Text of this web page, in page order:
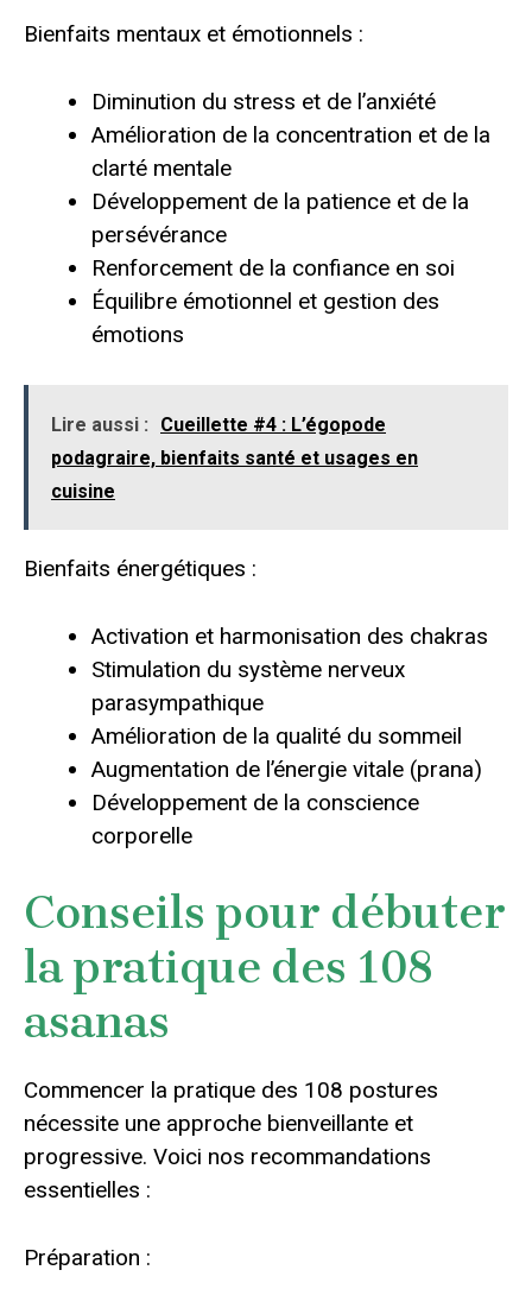
Bienfaits mentaux et émotionnels :
Diminution du stress et de l’anxiété
Amélioration de la concentration et de la
clarté mentale
Développement de la patience et de la
persévérance
Renforcement de la confiance en soi
Équilibre émotionnel et gestion des
émotions
Lire aussi :
Cueillette #4 : L’égopode
podagraire, bienfaits santé et usages en
cuisine
Bienfaits énergétiques :
Activation et harmonisation des chakras
Stimulation du système nerveux
parasympathique
Amélioration de la qualité du sommeil
Augmentation de l’énergie vitale (prana)
Développement de la conscience
corporelle
Conseils pour débuter
la pratique des 108
asanas
Commencer la pratique des 108 postures
nécessite une approche bienveillante et
progressive. Voici nos recommandations
essentielles :
Préparation :